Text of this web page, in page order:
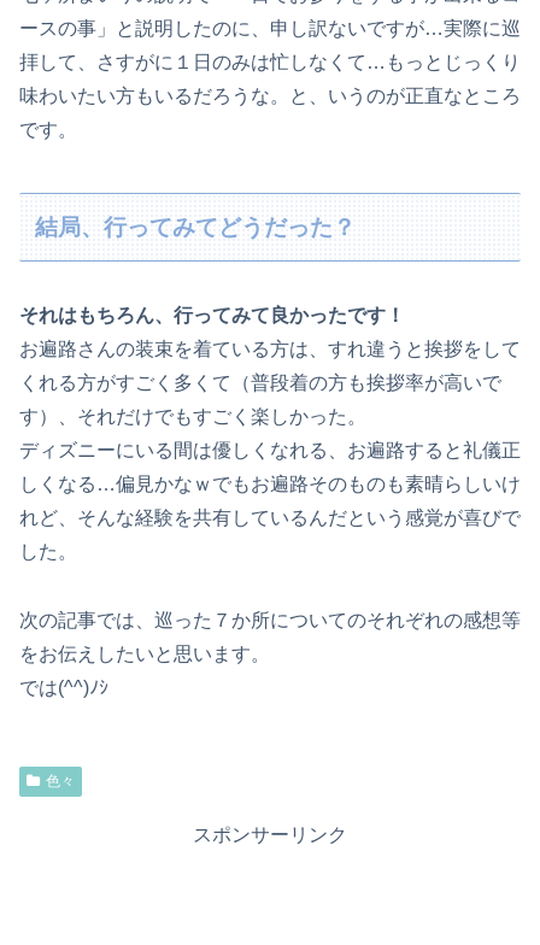
ースの事」と説明したのに、申し訳ないですが…実際に巡
拝して、さすがに１日のみは忙しなくて…もっとじっくり
味わいたい方もいるだろうな。と、いうのが正直なところ
です。
結局、行ってみてどうだった？
それはもちろん、行ってみて良かったです！
お遍路さんの装束を着ている方は、すれ違うと挨拶をして
くれる方がすごく多くて（普段着の方も挨拶率が高いで
す）、それだけでもすごく楽しかった。
ディズニーにいる間は優しくなれる、お遍路すると礼儀正
しくなる…偏見かなｗでもお遍路そのものも素晴らしいけ
れど、そんな経験を共有しているんだという感覚が喜びで
した。
次の記事では、巡った７か所についてのそれぞれの感想等
をお伝えしたいと思います。
では(^^)ﾉｼ
色々
スポンサーリンク